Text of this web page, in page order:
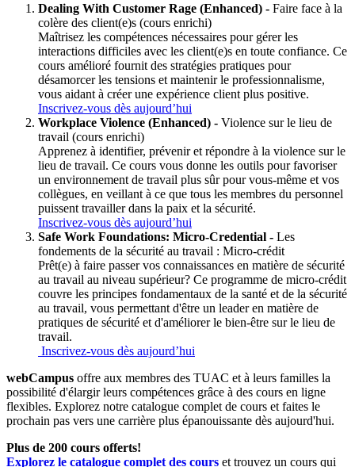
Dealing With Customer Rage (Enhanced) - Faire face à la
colère des client(e)s (cours enrichi)
Maîtrisez les compétences nécessaires pour gérer les
interactions difficiles avec les client(e)s en toute confiance. Ce
cours amélioré fournit des stratégies pratiques pour
désamorcer les tensions et maintenir le professionnalisme,
vous aidant à créer une expérience client plus positive.
Inscrivez-vous dès aujourd’hui
Workplace Violence (Enhanced) - Violence sur le lieu de
travail (cours enrichi)
Apprenez à identifier, prévenir et répondre à la violence sur le
lieu de travail. Ce cours vous donne les outils pour favoriser
un environnement de travail plus sûr pour vous-même et vos
collègues, en veillant à ce que tous les membres du personnel
puissent travailler dans la paix et la sécurité.
Inscrivez-vous dès aujourd’hui
Safe Work Foundations: Micro-Credential - Les
fondements de la sécurité au travail : Micro-crédit
Prêt(e) à faire passer vos connaissances en matière de sécurité
au travail au niveau supérieur? Ce programme de micro-crédit
couvre les principes fondamentaux de la santé et de la sécurité
au travail, vous permettant d'être un leader en matière de
pratiques de sécurité et d'améliorer le bien-être sur le lieu de
travail.
Inscrivez-vous dès aujourd’hui
webCampus offre aux membres des TUAC et à leurs familles la
possibilité d'élargir leurs compétences grâce à des cours en ligne
flexibles. Explorez notre catalogue complet de cours et faites le
prochain pas vers une carrière plus épanouissante dès aujourd'hui.
Plus de 200 cours offerts!
Explorez le catalogue complet des cours et trouvez un cours qui